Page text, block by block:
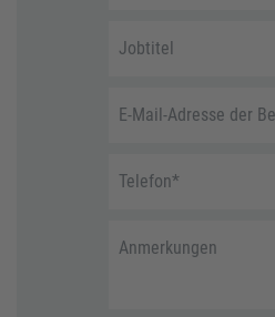
Jobtitel
E-Mail-Adresse der
Telefon*
Anmerkungen